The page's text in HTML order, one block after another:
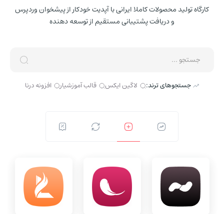
کارگاه تولید محصولات کاملا ایرانی با آپدیت خودکار از پیشخوان وردپرس
و دریافت پشتیبانی مستقیم از توسعه دهنده
جستجو ...
جستجوهای ترند: لاگین ایکس قالب آموزشیار افزونه درنا